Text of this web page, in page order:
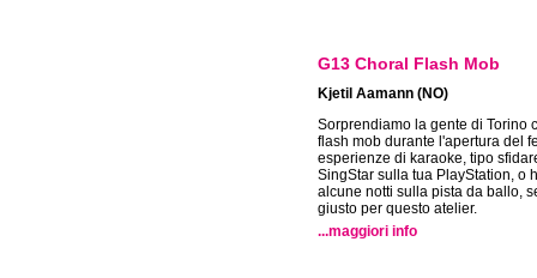
G13 Choral Flash Mob
Kjetil Aamann (NO)
Sorprendiamo la gente di Torino
flash mob durante l'apertura del
esperienze di karaoke, tipo
SingStar sulla tua PlayStation, o
alcune notti sulla pista da ballo,
giusto per questo atelier.
...maggiori info